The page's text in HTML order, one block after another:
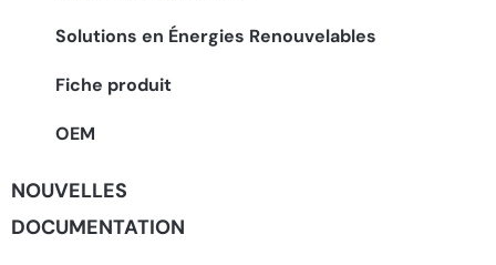
Solutions en Énergies Renouvelables
Fiche produit
OEM
NOUVELLES
DOCUMENTATION